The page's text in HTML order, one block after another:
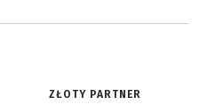
ZŁOTY PARTNER